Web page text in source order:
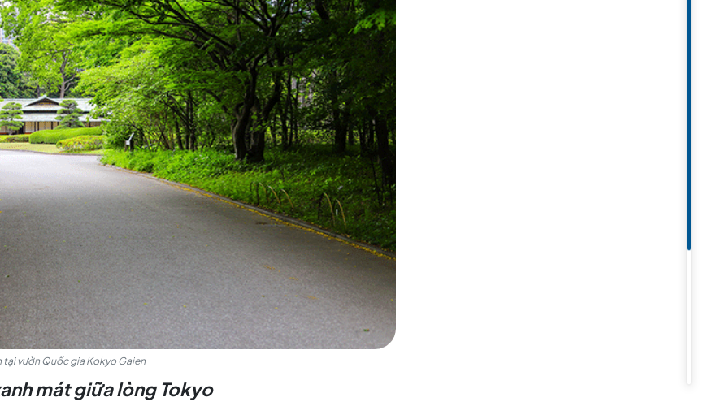
thăm Vườn Đông tại Cung điện Hoàng gia Tokyo
điểm lịch sử và văn hóa
điểm nổi tiếng nhất của Tokyo, Nhật Bản. Khu vườn được mở cửa cho công chúng
Cung điện Hoàng gia. Khu vườn có nhiều điểm tham quan thú vị cho một
và Bức tượng đồng của samurai Masashige Kusunoki. Ngoài ra, khu vườn
thận, tạo nên một không gian yên bình và thư giãn.